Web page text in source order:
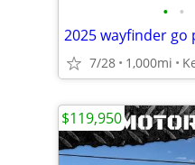
• •
2025 wayfinder go
7/28 1,000mi
$119,950